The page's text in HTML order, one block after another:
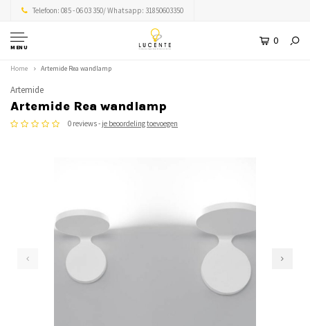
Telefoon: 085 - 06 03 350/ Whatsapp: 31850603350
MENU
0
Home Artemide Rea wandlamp
Artemide
Artemide Rea wandlamp
0 reviews - je beoordeling toevoegen